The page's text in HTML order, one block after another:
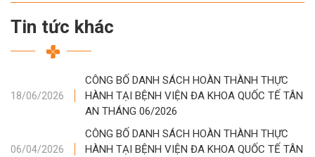
Tin tức khác
18/06/2026
CÔNG BỐ DANH SÁCH HOÀN THÀNH THỰC
HÀNH TẠI BỆNH VIỆN ĐA KHOA QUỐC TẾ TÂN
AN THÁNG 06/2026
06/04/2026
CÔNG BỐ DANH SÁCH HOÀN THÀNH THỰC
HÀNH TẠI BỆNH VIỆN ĐA KHOA QUỐC TẾ TÂN